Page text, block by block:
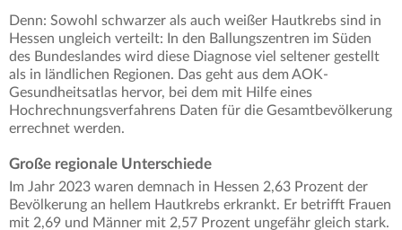
Denn: Sowohl schwarzer als auch weißer Hautkrebs sind in
Hessen ungleich verteilt: In den Ballungszentren im Süden
des Bundeslandes wird diese Diagnose viel seltener gestellt
als in ländlichen Regionen. Das geht aus dem AOK-
Gesundheitsatlas hervor, bei dem mit Hilfe eines
Hochrechnungsverfahrens Daten für die Gesamtbevölkerung
errechnet werden.
Große regionale Unterschiede
Im Jahr 2023 waren demnach in Hessen 2,63 Prozent der
Bevölkerung an hellem Hautkrebs erkrankt. Er betrifft Frauen
mit 2,69 und Männer mit 2,57 Prozent ungefähr gleich stark.